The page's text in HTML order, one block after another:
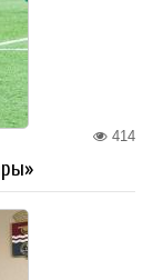
414